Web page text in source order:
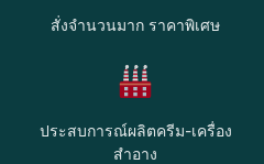
สั่งจำนวนมาก ราคาพิเศษ
ประสบการณ์ผลิตครีม-เครื่อง
สำอาง